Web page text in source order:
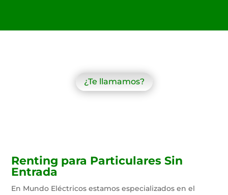
¿Te llamamos?
Renting para Particulares Sin
Entrada
En Mundo Eléctricos estamos especializados en el